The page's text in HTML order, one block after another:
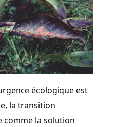
écologique est
la transition
comme la solution